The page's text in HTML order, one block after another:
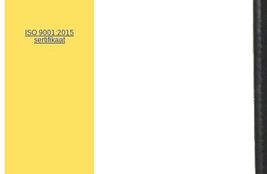
ISO 9001:2015
sertifikaat